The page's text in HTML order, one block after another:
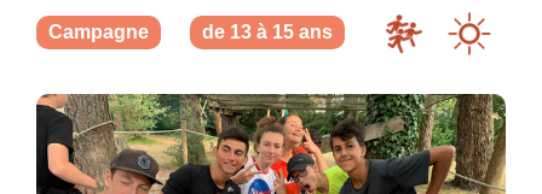
Campagne de 13 à 15 ans